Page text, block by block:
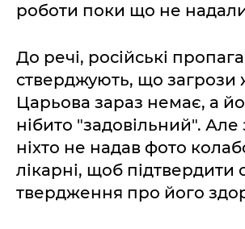
роботи поки що не
До речі, російські
стверджують, що загрози
Царьова зараз немає, а
нібито "задовільний". Але
ніхто не надав фото
лікарні, щоб підтвердити
твердження про його